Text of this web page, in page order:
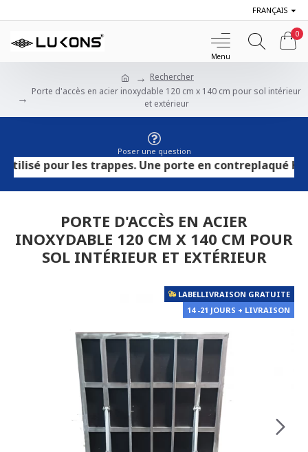
FRANÇAIS
0
Rechercher
Porte d'accès en acier inoxydable 120 cm x 140 cm pour sol intérieur
et extérieur
Poser une question
les trappes. Une porte en contreplaqué HPL
PORTE D'ACCÈS EN ACIER
INOXYDABLE 120 CM X 140 CM POUR
SOL INTÉRIEUR ET EXTÉRIEUR
LABELLIVRAISON GRATUITE
14 -21 JOURS + LIVRAISON